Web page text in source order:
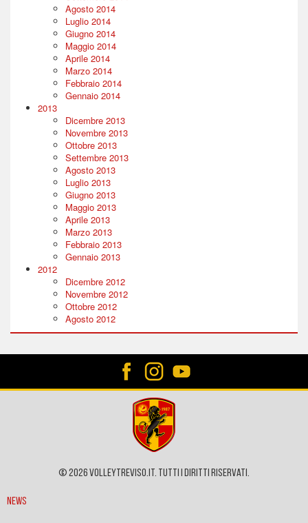
Agosto 2014
Luglio 2014
Giugno 2014
Maggio 2014
Aprile 2014
Marzo 2014
Febbraio 2014
Gennaio 2014
2013
Dicembre 2013
Novembre 2013
Ottobre 2013
Settembre 2013
Agosto 2013
Luglio 2013
Giugno 2013
Maggio 2013
Aprile 2013
Marzo 2013
Febbraio 2013
Gennaio 2013
2012
Dicembre 2012
Novembre 2012
Ottobre 2012
Agosto 2012
© 2026 VOLLEYTREVISO.IT. Tutti i diritti riservati.
News